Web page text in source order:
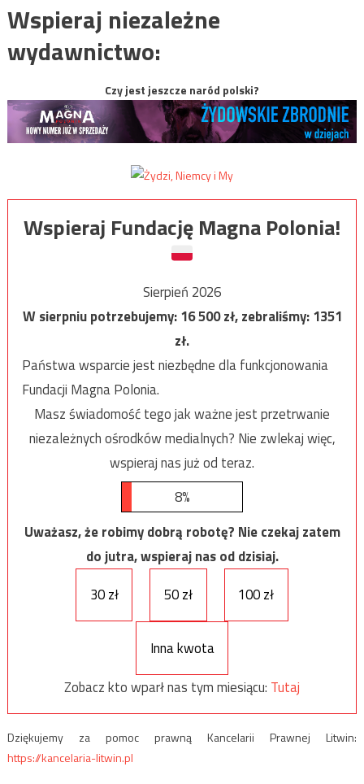
Wspieraj niezależne
wydawnictwo:
Czy jest jeszcze naród polski?
Wspieraj Fundację Magna Polonia!
Sierpień 2026
W sierpniu potrzebujemy:16 500zł, zebraliśmy:1351
zł.
Państwa wsparcie jest niezbędne dla funkcjonowania
Fundacji Magna Polonia.
Masz świadomość tego jak ważne jest przetrwanie
niezależnych ośrodków medialnych? Nie zwlekaj więc,
wspieraj nas już od teraz.
8%
Uważasz, że robimy dobrą robotę? Nie czekaj zatem
do jutra, wspieraj nas od dzisiaj.
30 zł
50 zł 100 zł
Inna kwota
Zobacz kto wparł nas tym miesiącu: Tutaj
Dziękujemy za pomoc prawną Kancelarii Prawnej Litwin:
https://kancelaria-litwin.pl